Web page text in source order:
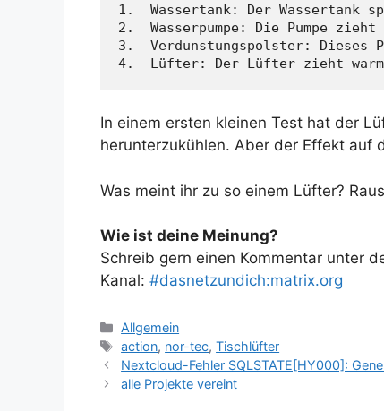
1.  Wassertank: Der Wassertank
2.  Wasserpumpe: Die Pumpe
3.  Verdunstungspolster: Dieses
4.  Lüfter: Der Lüfter zieht
In einem ersten kleinen Test hat der
herunterzukühlen. Aber der Effekt auf
Was meint ihr zu so einem Lüfter?
Wie ist deine Meinung?
Schreib gern einen Kommentar unter
Kanal: #dasnetzundich:matrix.org
Kategorien
Allgemein
Schlagwörter
action, nor-tec,Tischlüfter
Nextcloud-Fehler SQLSTATE[HY000]:
alle Projekte vereint